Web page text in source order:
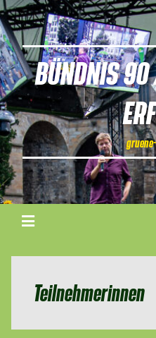
BÜNDNIS 90
Teilnehmerinnen